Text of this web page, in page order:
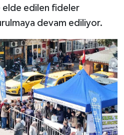
elde edilen fideler
devam ediliyor.